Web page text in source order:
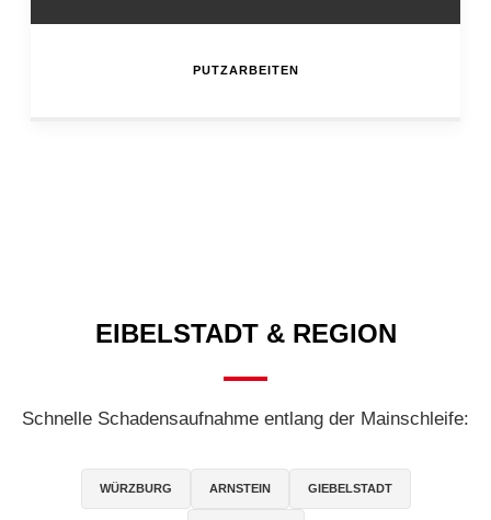
PUTZARBEITEN
EIBELSTADT & REGION
Schnelle Schadensaufnahme entlang der Mainschleife:
WÜRZBURG ARNSTEIN GIEBELSTADT